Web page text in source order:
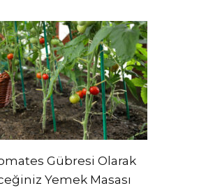
Gübresi Olarak
Yemek Masası